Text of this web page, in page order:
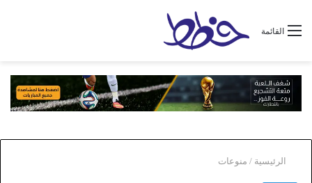
القائمة
الرئيسية / منوعات